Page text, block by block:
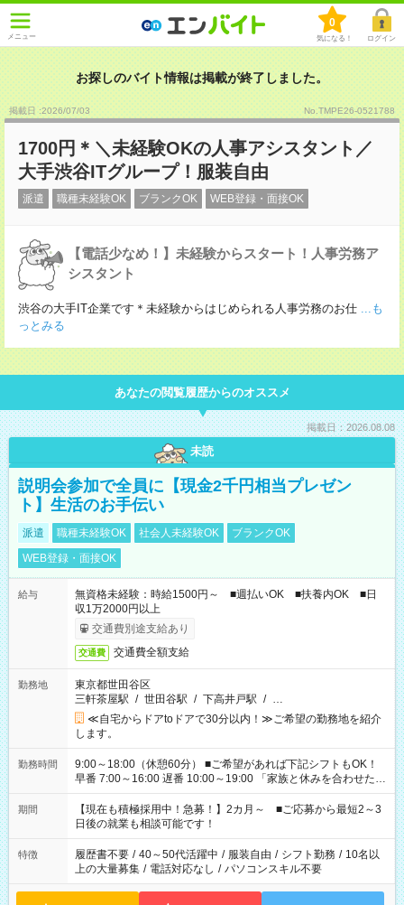
メニュー
0
気になる！ ログイン
お探しのバイト情報は掲載が終了しました。
掲載日 :2026/07/03 No.TMPE26-0521788
1700円＊＼未経験OKの人事アシスタント／
大手渋谷ITグループ！服装自由
派遣 職種未経験OK ブランクOK WEB登録・面接OK
【電話少なめ！】未経験からスタート！人事労務ア
シスタント
渋谷の大手IT企業です＊未経験からはじめられる人事労務のお仕 ...も
っとみる
あなたの閲覧履歴からのオススメ
掲載日：2026.08.08
未読
説明会参加で全員に【現金2千円相当プレゼン
ト】生活のお手伝い
派遣 職種未経験OK 社会人未経験OK
ブランクOK
WEB登録・面接OK
給与
無資格未経験：時給1500円～ ■週払いOK ■扶養内OK ■日
収1万2000円以上
交通費別途支給あり
交通費 交通費全額支給
勤務地
東京都世田谷区
三軒茶屋駅 / 世田谷駅 / 下高井戸駅 / …
≪自宅からドアtoドアで30分以内！≫ご希望の勤務地を紹介
します。
勤務時間
9:00～18:00（休憩60分） ■ご希望があれば下記シフトもOK！
早番 7:00～16:00 遅番 10:00～19:00 「家族と休みを合わせた
い」 「余裕を持って夕飯の準備がしたい」 「できれば残業はし
たくない」 など、ご希望を教えてくださいね。 ※Wワーク希望
の方へ 今ご覧のお仕事で希望する勤務時間と、もう1つのお仕事
の勤務時間。 合計で週40時間を超える場合は応募できません。
期間
【現在も積極採用中！急募！】2カ月～ ■ご応募から最短2～3
日後の就業も相談可能です！
特徴 履歴書不要 / 40～50代活躍中 / 服装自由 / シフト勤務 / 10名以
上の大量募集 / 電話対応なし / パソコンスキル不要